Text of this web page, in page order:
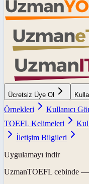
Ücretsiz Üye Ol
Örnekleri
Kullanıcı
TOEFL Kelimeleri
İletişim Bilgileri
Uygulamayı indir
UzmanTOEFL cebinde —